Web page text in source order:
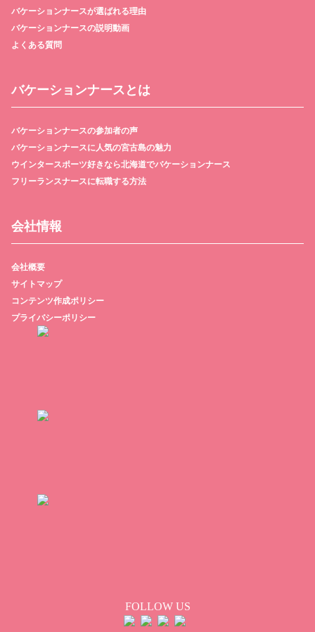
バケーションナースとは
バケーションナースの参加者の声
バケーションナースに人気の宮古島の魅力
ウインタースポーツ好きなら北海道でバケーションナース
フリーランスナースに転職する方法
バケーションナースが選ばれる理由
バケーションナースの説明動画
よくある質問
会社情報
会社概要
サイトマップ
コンテンツ作成ポリシー
プライバシーポリシー
FOLLOW US